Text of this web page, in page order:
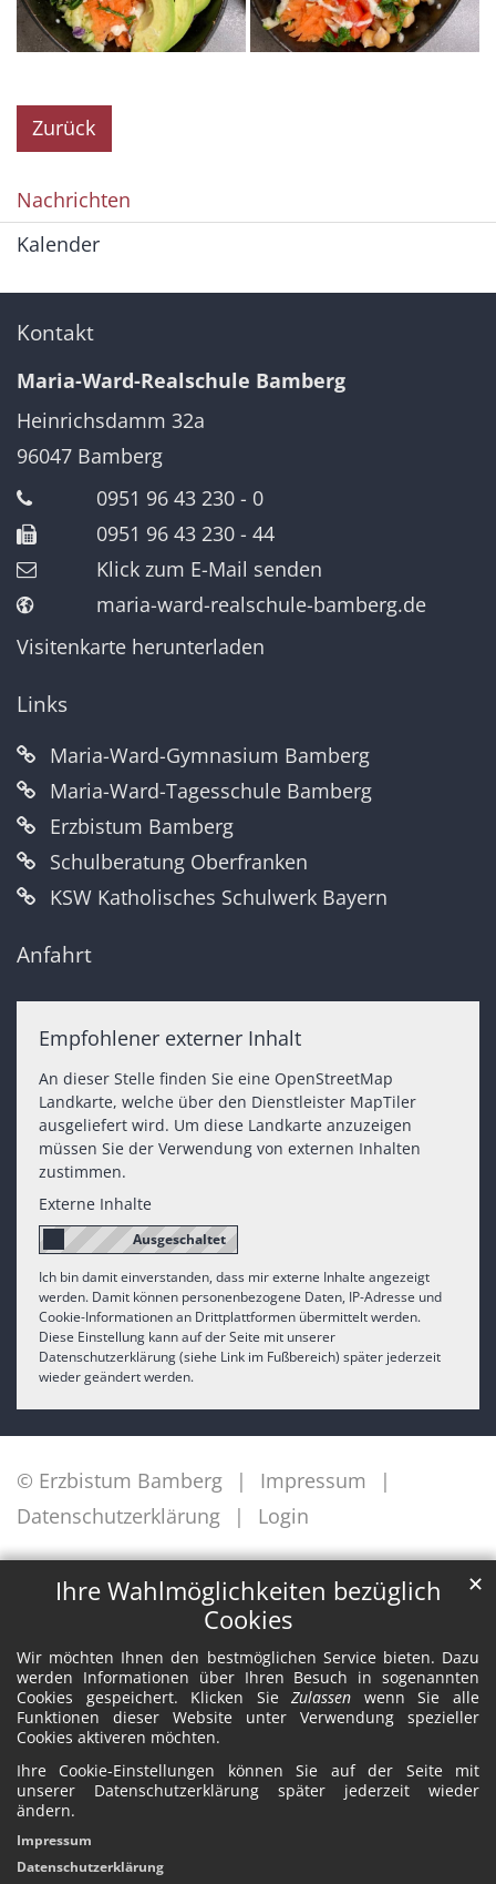
Ihre Wahlmöglichkeiten bezüglich
Cookies
Wir möchten Ihnen den bestmöglichen Service bieten. Dazu
werden Informationen über Ihren Besuch in sogenannten
Cookies gespeichert. Klicken SieZulassen wenn Sie alle
Funktionen dieser Website unter Verwendung spezieller
Cookies aktiveren möchten.
Ihre Cookie-Einstellungen können Sie auf der Seite mit
unserer Datenschutzerklärung später jederzeit wieder
ändern.
✕
Impressum
Datenschutzerklärung
Zurück
Nachrichten
Kalender
Kontakt
Maria-Ward-Realschule Bamberg
Heinrichsdamm 32a
96047 Bamberg
0951 96 43 230 - 0
0951 96 43 230 - 44
Klick zum E-Mail senden
maria-ward-realschule-bamberg.de
Visitenkarte herunterladen
Links
Maria-Ward-Gymnasium Bamberg
Maria-Ward-Tagesschule Bamberg
Erzbistum Bamberg
Schulberatung Oberfranken
KSW Katholisches Schulwerk Bayern
Anfahrt
Empfohlener externer Inhalt
An dieser Stelle finden Sie eine OpenStreetMap
Landkarte, welche über den Dienstleister MapTiler
ausgeliefert wird. Um diese Landkarte anzuzeigen
müssen Sie der Verwendung von externen Inhalten
zustimmen.
Externe Inhalte
Ich bin damit einverstanden, dass mir externe Inhalte angezeigt
werden. Damit können personenbezogene Daten, IP-Adresse und
Cookie-Informationen an Drittplattformen übermittelt werden.
Diese Einstellung kann auf der Seite mit unserer
Datenschutzerklärung (siehe Link im Fußbereich) später jederzeit
wieder geändert werden.
© Erzbistum Bamberg
Impressum
Datenschutzerklärung
Login